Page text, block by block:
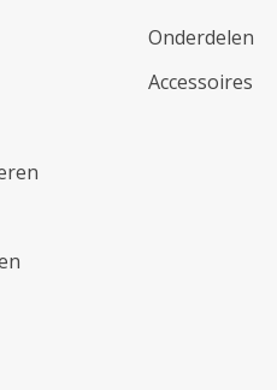
Onderdelen
Accessoires